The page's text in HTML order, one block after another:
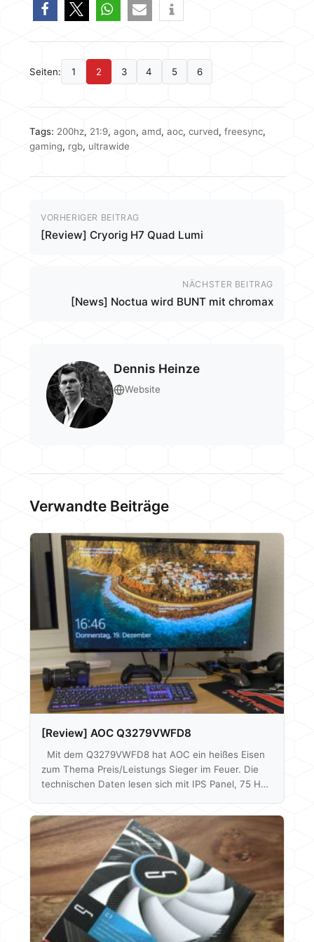
Seiten: 1 2 3 4 5 6
Tags: 200hz, 21:9, agon, amd, aoc, curved, freesync,
gaming, rgb, ultrawide
VORHERIGER BEITRAG
[Review] Cryorig H7 Quad Lumi
NÄCHSTER BEITRAG
[News] Noctua wird BUNT mit chromax
Dennis Heinze
Website
Verwandte Beiträge
[Review] AOC Q3279VWFD8
Mit dem Q3279VWFD8 hat AOC ein heißes Eisen
zum Thema Preis/Leistungs Sieger im Feuer. Die
technischen Daten lesen sich mit IPS Panel, 75 Hz,
gut. Alles in einem Paket zusammengeschnürt zu
einem Preis von aktuell um die 180€ laut Geizhals.
Ob der Monitor aber auch abliefert, werden wir
herausfinden. Mittels Spyder 5 können wir auch auf
die Bildqualität, Farbabweichung etc. eingehen und
auch schauen was eine Farbkalibrierung…